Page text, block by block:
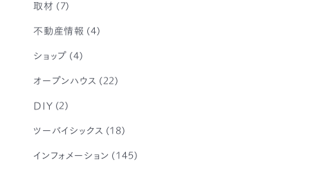
取材 (7)
不動産情報 (4)
ショップ (4)
オープンハウス (22)
DIY (2)
ツーバイシックス (18)
インフォメーション (145)